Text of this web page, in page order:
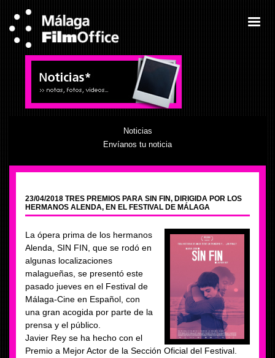
Noticias
Envíanos tu noticia
23/04/2018 TRES PREMIOS PARA SIN FIN, DIRIGIDA POR LOS
HERMANOS ALENDA, EN EL FESTIVAL DE MÁLAGA
La ópera prima de los hermanos
Alenda, SIN FIN, que se rodó en
algunas localizaciones
malagueñas, se presentó este
pasado jueves en el Festival de
Málaga-Cine en Español, con
una gran acogida por parte de la
prensa y el público.
Javier Rey se ha hecho con el
Premio a Mejor Actor de la Sección Oficial del Festival.